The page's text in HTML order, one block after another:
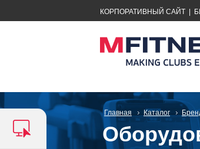
КОРПОРАТИВНЫЙ САЙТ
Главная Каталог